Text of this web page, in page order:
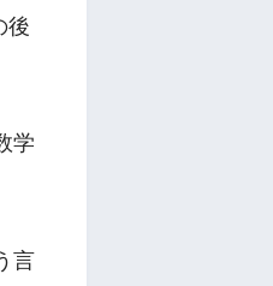
後
学
言